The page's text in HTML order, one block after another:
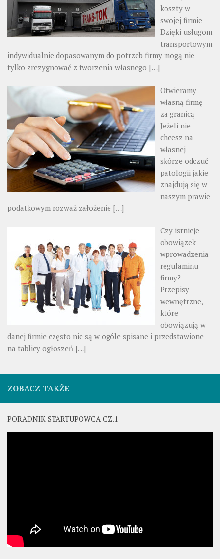
koszty w
swojej firmie
Dzięki usługom
transportowym
indywidualnie dopasowanym do potrzeb firmy mogą nie
tylko zrezygnować z tworzenia własnego […]
Otwieramy
własną firmę
za granicą
Jeżeli nie
chcesz na
własnej
skórze odczuć
patologii jakie
znajdują się w
naszym prawie
podatkowym rozważ założenie […]
Czy istnieje
obowiązek
wprowadzenia
regulaminu
firmy?
Przepisy
wewnętrzne,
które
obowiązują w
danej firmie często nie są w ogóle spisane i przedstawione
na tablicy ogłoszeń […]
ZOBACZ TAKŻE
PORADNIK STARTUPOWCA CZ.1